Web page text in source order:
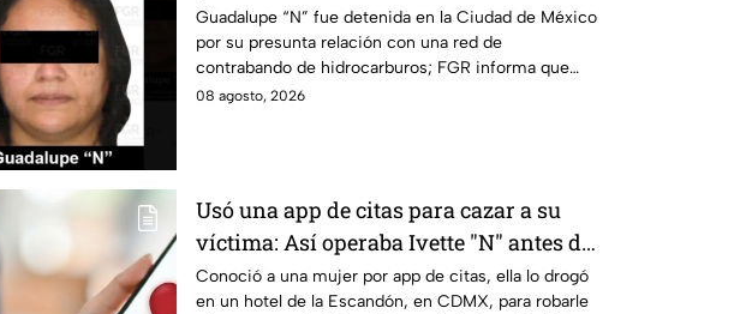
contrabando de hidrocarburos
Guadalupe “N” fue detenida en la Ciudad de México
por su presunta relación con una red de
contrabando de hidrocarburos; FGR informa que
hay 9 detenidos.
08 agosto, 2026
Usó una app de citas para cazar a su
víctima: Así operaba Ivette "N" antes de
huir a Puebla; ya está detenida
Conoció a una mujer por app de citas, ella lo drogó
en un hotel de la Escandón, en CDMX, para robarle